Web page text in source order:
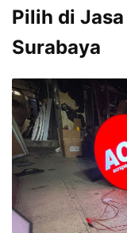
Pilih di
Surabaya